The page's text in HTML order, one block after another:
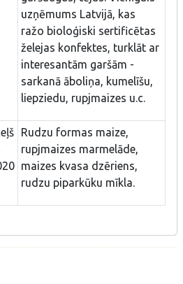
uzņēmums Latvijā, kas
ražo bioloģiski sertificētas
želejas konfektes, turklāt ar
interesantām garšām -
sarkanā āboliņa, kumelīšu,
liepziedu, rupjmaizes u.c.
Rudzu formas maize,
rupjmaizes marmelāde,
maizes kvasa dzēriens,
rudzu piparkūku mīkla.